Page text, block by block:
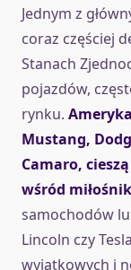
Jednym z
coraz częściej
Stanach
pojazdów,
rynku.
Mustang,
Camaro,
wśród
samochodów
Lincoln czy
wyjątkowych i